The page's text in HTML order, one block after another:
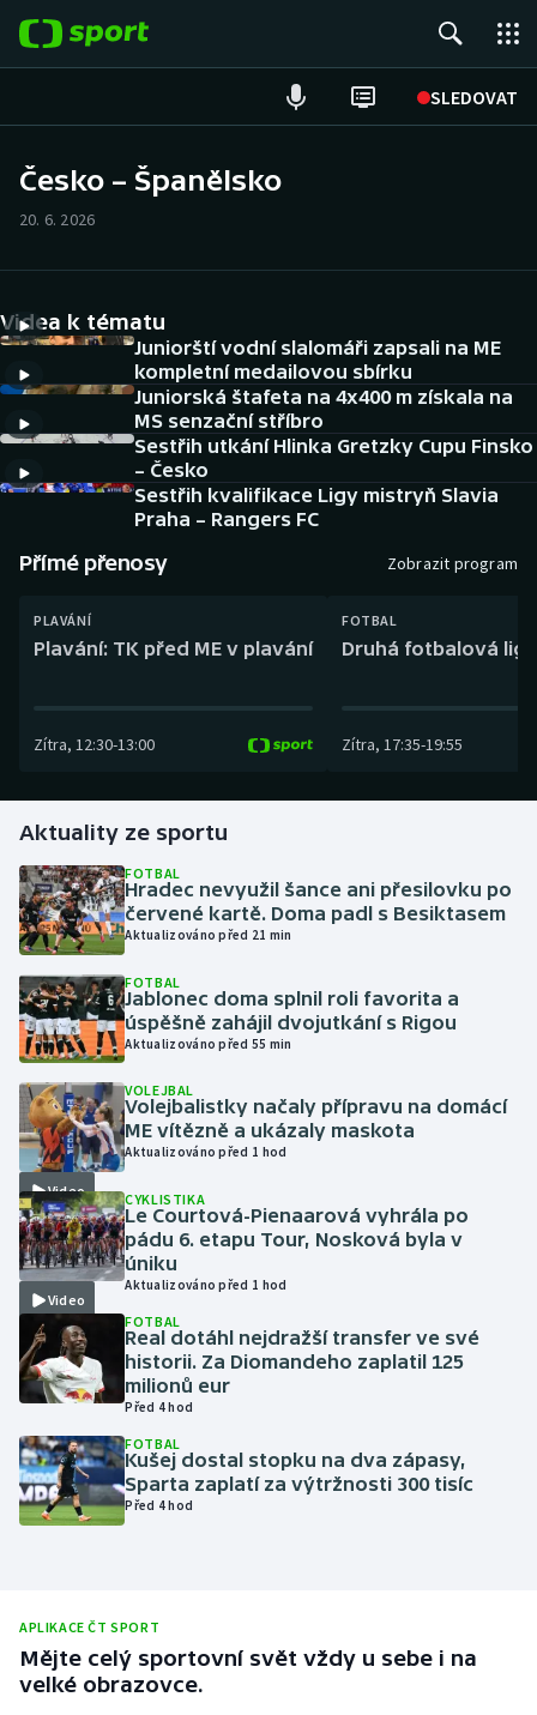
SLEDOVAT
Hokej
Tenis
Atletika
Cyklistika
DALŠÍ SPORTY
Americký fotbal
Baseball a softbal
Basketbal
Curling
Dostihy
Florbal
Futsal
Gymnastika
Házená
Jezdectví
Judo
Krasobruslení
Lyže a snowboard
Moderní pětiboj
Olympijské hry
NEPŘEHLÉDNĚTE
Soutěže
Historické návraty
Česko – Španělsko
20. 6. 2026
Videa k tématu
Juniorští vodní slalomáři zapsali na ME
kompletní medailovou sbírku
Juniorská štafeta na 4x400 m získala na
MS senzační stříbro
Sestřih utkání Hlinka Gretzky Cupu Finsko
– Česko
Sestřih kvalifikace Ligy mistryň Slavia
Praha – Rangers FC
Přímé přenosy Zobrazit program
PLAVÁNÍ
Plavání: TK před ME v plavání
Zítra, 12:30-13:00
FOTBAL
Druhá fotbalová
Zítra, 17:35-19:55
Aktuality ze sportu
FOTBAL
Hradec nevyužil šance ani přesilovku po
červené kartě. Doma padl s Besiktasem
Aktualizováno před 21 min
FOTBAL
Jablonec doma splnil roli favorita a
úspěšně zahájil dvojutkání s Rigou
Aktualizováno před 55 min
Video
VOLEJBAL
Volejbalistky načaly přípravu na domácí
ME vítězně a ukázaly maskota
Aktualizováno před 1 hod
Video
CYKLISTIKA
Le Courtová-Pienaarová vyhrála po
pádu 6. etapu Tour, Nosková byla v
úniku
Aktualizováno před 1 hod
FOTBAL
Real dotáhl nejdražší transfer ve své
historii. Za Diomandeho zaplatil 125
milionů eur
Před 4 hod
FOTBAL
Kušej dostal stopku na dva zápasy,
Sparta zaplatí za výtržnosti 300 tisíc
Před 4 hod
APLIKACE ČT SPORT
Mějte celý sportovní svět vždy u sebe i na
velké obrazovce.